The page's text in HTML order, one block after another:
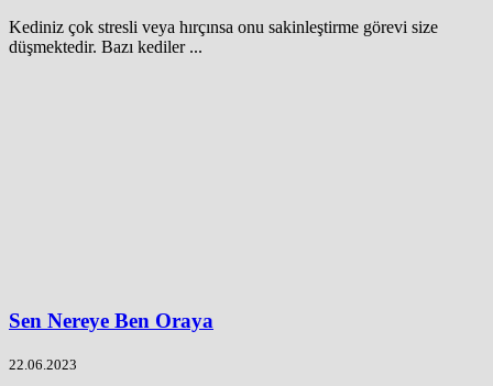
Kediniz çok stresli veya hırçınsa onu sakinleştirme görevi size
düşmektedir. Bazı kediler ...
Sen Nereye Ben Oraya
22.06.2023